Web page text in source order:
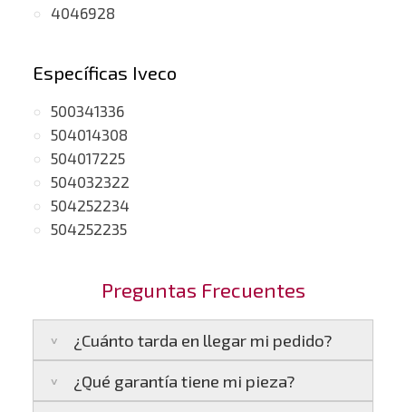
4046928
Específicas Iveco
500341336
504014308
504017225
504032322
504252234
504252235
Preguntas Frecuentes
¿Cuánto tarda en llegar mi pedido?
Península:Entregamos en un plazo estimado
de24 a 48 horas laborables, si realizas tu
¿Qué garantía tiene mi pieza?